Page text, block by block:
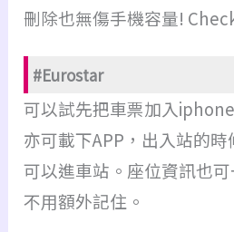
刪除也無傷手機容量!
#Eurostar
可以試先把車票加入
亦可載下APP，出入站的
可以進車站。座位資訊也可
不用額外記住。